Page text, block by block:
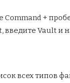
+
введите Vault и
всех типов